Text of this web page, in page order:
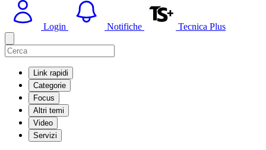
Login Notifiche Tecnica Plus
Link rapidi
Categorie
Focus
Altri temi
Video
Servizi